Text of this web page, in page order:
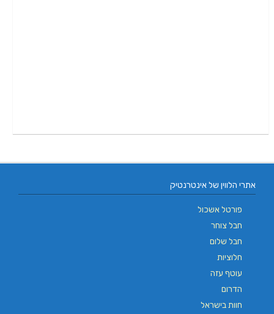
אתרי הלווין של אינטרנטיק
פורטל אשכול
חבל צוחר
חבל שלום
חלוציות
עוטף עזה
הדרום
חוות בישראל